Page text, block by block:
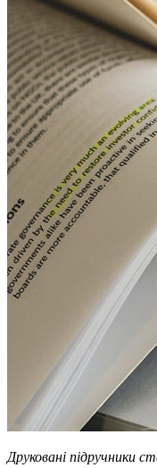
Друковані підручники